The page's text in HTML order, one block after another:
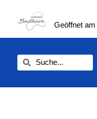
springen
Geöffnet am